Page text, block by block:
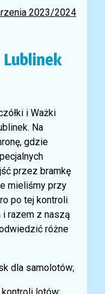
2023/2024
i Ważki
Na
gdzie
przez bramkę
mieliśmy przy
po tej kontroli
i razem z naszą
różne
dla samolotów;